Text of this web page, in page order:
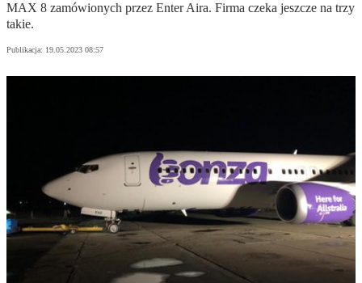
MAX 8 zamówionych przez Enter Aira. Firma czeka jeszcze na trzy
takie.
Publikacja: 19.05.2023 08:57